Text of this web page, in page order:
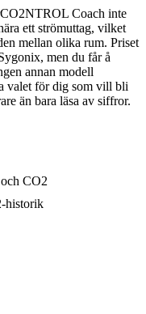
Coach inte
ett strömuttag, vilket
mellan olika rum. Priset
men du får å
annan modell
valet för dig som vill bli
än bara läsa av siffror.
CO2
historik